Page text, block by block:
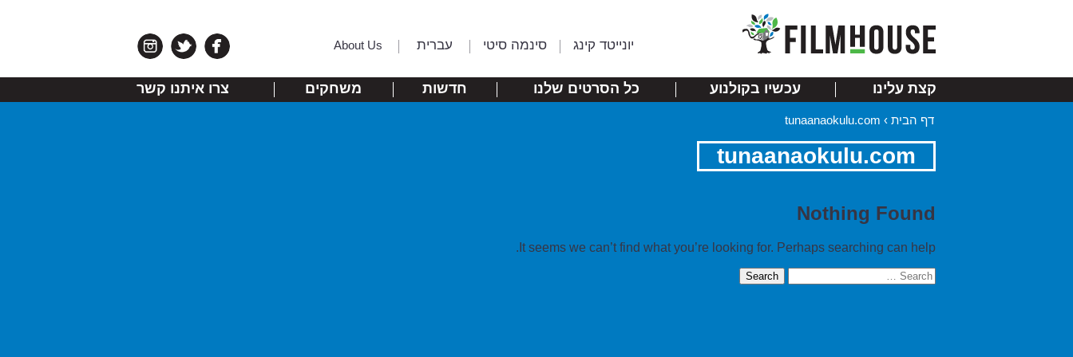
יונייטד קינג סינמה סיטי עברית About Us
קצת עלינו עכשיו בקולנוע כל הסרטים שלנו חדשות משחקים צרו איתנו קשר
דף הבית ›
tunaanaokulu.com
tunaanaokulu.com
Nothing Found
It seems we can’t find what you’re looking for. Perhaps searching can help.
Search
for: